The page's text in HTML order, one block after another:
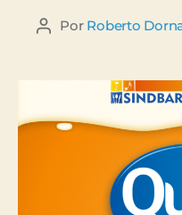
Por Roberto